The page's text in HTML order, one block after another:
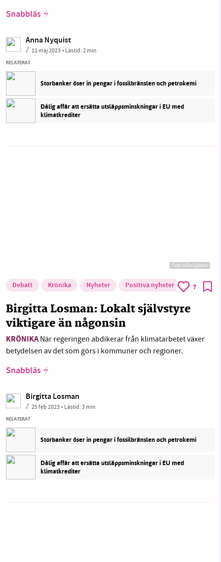
Snabbläs
Anna Nyquist
11 maj 2023• Lästid:2 min
RELATERAT
Storbanker öser in pengar i fossilbränslen och petrokemi
Dålig affär att ersätta utsläppsminskningar i EU med
klimatkrediter
Foto:Måns Sjödahl
Debatt Krönika Nyheter Positiva nyheter 7
Birgitta Losman: Lokalt självstyre
viktigare än någonsin
KRÖNIKANär regeringen abdikerar från klimatarbetet växer
betydelsen av det som görs i kommuner och regioner.
Snabbläs
Birgitta Losman
25 feb 2023• Lästid:3 min
RELATERAT
Storbanker öser in pengar i fossilbränslen och petrokemi
Dålig affär att ersätta utsläppsminskningar i EU med
klimatkrediter